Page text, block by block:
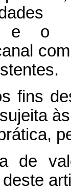
e o
fins
de